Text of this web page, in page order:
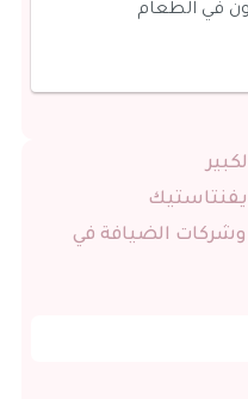
الضيافة في
في الطعام